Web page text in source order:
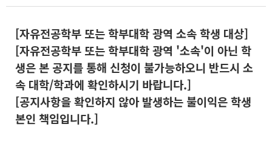
[자유전공학부 또는 학부대학 광역 소속 학생 대상]
[자유전공학부 또는 학부대학 광역 '소속'이 아닌 학
생은 본 공지를 통해 신청이 불가능하오니 반드시 소
속 대학/학과에 확인하시기 바랍니다.]
[공지사항을 확인하지 않아 발생하는 불이익은 학생
본인 책임입니다.]